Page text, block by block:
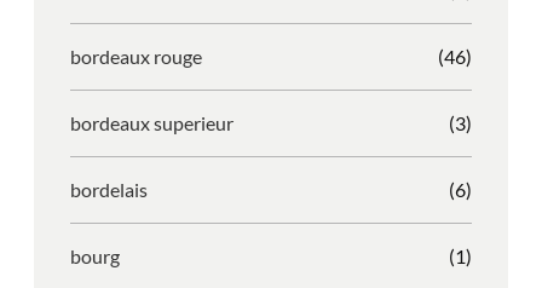
bordeaux rouge (46)
bordeaux superieur (3)
bordelais (6)
bourg (1)